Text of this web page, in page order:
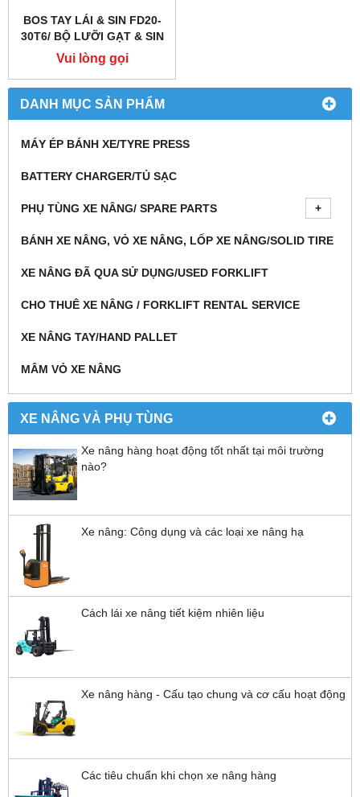
DANH MỤC SẢN PHẨM
MÁY ÉP BÁNH XE/TYRE PRESS
BATTERY CHARGER/TỦ SẠC
PHỤ TÙNG XE NÂNG/ SPARE PARTS
BÁNH XE NÂNG, VỎ XE NÂNG, LỐP XE NÂNG/SOLID TIRE
XE NÂNG ĐÃ QUA SỬ DỤNG/USED FORKLIFT
CHO THUÊ XE NÂNG / FORKLIFT RENTAL SERVICE
XE NÂNG TAY/HAND PALLET
MÂM VỎ XE NÂNG
XE NÂNG VÀ PHỤ TÙNG
Xe nâng hàng hoạt động tốt nhất tại môi trường
nào?
Xe nâng: Công dụng và các loại xe nâng hạ
Cách lái xe nâng tiết kiệm nhiên liệu
Xe nâng hàng - Cấu tạo chung và cơ cấu hoạt động
Các tiêu chuẩn khi chọn xe nâng hàng
BOS TAY LÁI & SIN FD20-
30T6/ BỘ LƯỠI GẠT & SIN
PHỐT LÁI
Vui lòng gọi